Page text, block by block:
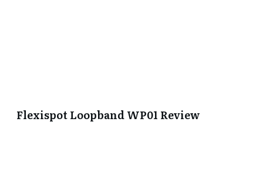
Flexispot Loopband WP01 Review